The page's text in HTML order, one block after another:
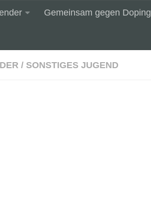
Gemeinsam gegen Doping
/ SONSTIGES JUGEND